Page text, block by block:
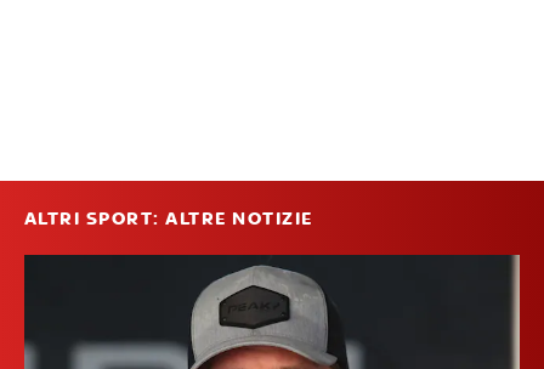
ALTRI SPORT: ALTRE NOTIZIE